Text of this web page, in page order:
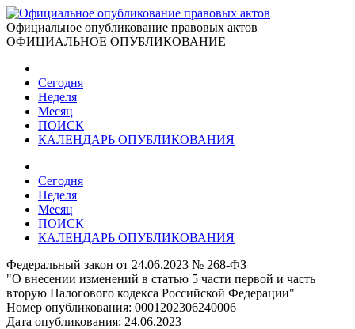
Официальное опубликование правовых актов
ОФИЦИАЛЬНОЕ ОПУБЛИКОВАНИЕ
Сегодня
Неделя
Месяц
ПОИСК
КАЛЕНДАРЬ ОПУБЛИКОВАНИЯ
Сегодня
Неделя
Месяц
ПОИСК
КАЛЕНДАРЬ ОПУБЛИКОВАНИЯ
Федеральный закон от 24.06.2023 № 268-ФЗ
"О внесении изменений в статью 5 части первой и часть
вторую Налогового кодекса Российской Федерации"
Номер опубликования: 0001202306240006
Дата опубликования: 24.06.2023